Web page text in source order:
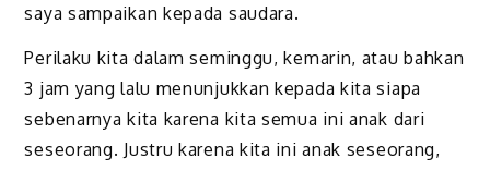
saya sampaikan kepada saudara.
Perilaku kita dalam seminggu, kemarin, atau bahkan
3 jam yang lalu menunjukkan kepada kita siapa
sebenarnya kita karena kita semua ini anak dari
seseorang. Justru karena kita ini anak seseorang,